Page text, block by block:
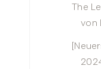
The
von